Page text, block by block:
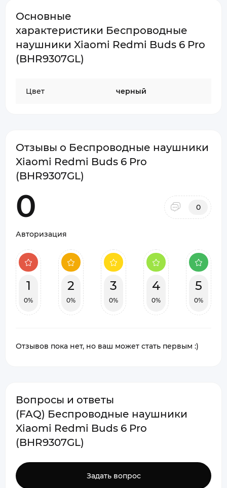
Основные
характеристики Беспроводные
наушники Xiaomi Redmi Buds 6 Pro
(BHR9307GL)
Цвет черный
Отзывы о Беспроводные наушники
Xiaomi Redmi Buds 6 Pro
(BHR9307GL)
0 0
Авторизация
1
0%
2
0%
3
0%
4
0%
5
0%
Отзывов пока нет, но ваш может стать первым :)
Вопросы и ответы
(FAQ) Беспроводные наушники
Xiaomi Redmi Buds 6 Pro
(BHR9307GL)
Задать вопрос